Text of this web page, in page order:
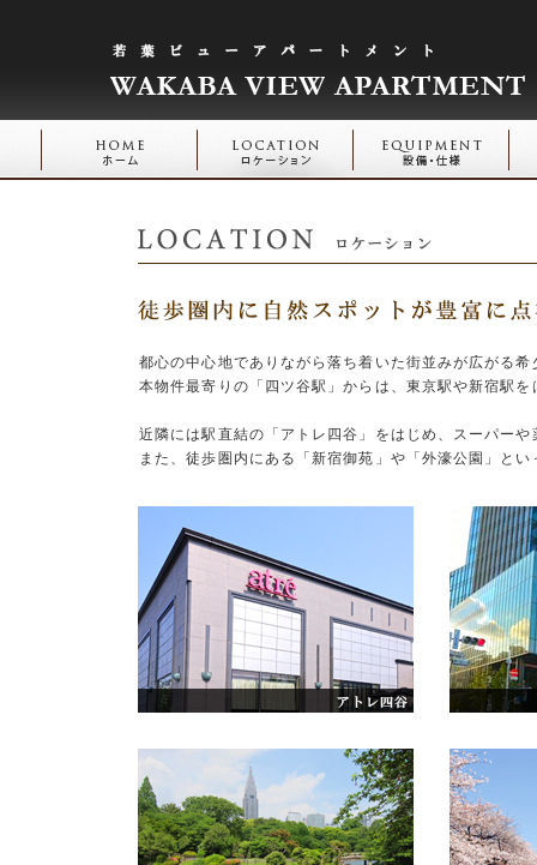
都心の中心地でありながら落ち着いた街並みが広がる
本物件最寄りの「四ツ谷駅」からは、東京駅や新宿駅
近隣には駅直結の「アトレ四谷」をはじめ、スーパー
また、徒歩圏内にある「新宿御苑」や「外濠公園」と